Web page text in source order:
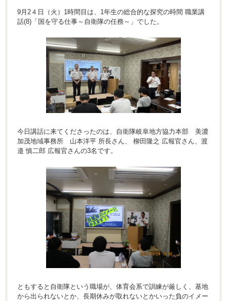
9月2４日（火）1時間目は、1年生の総合的な探究の時間 職業講
話(8)「国を守る仕事～自衛隊の任務～」でした。
今日講話に来てくださったのは、自衛隊岐阜地方協力本部 美濃
加茂地域事務所 山本洋平 所長さん、 柳田隆之 広報官さん、渡
邉 慎二郎 広報官さんの3名です。
ともすると自衛隊という職場が、体育会系で訓練が厳しく、基地
から出られないとか、長期休みが取れないとかいった負のイメー